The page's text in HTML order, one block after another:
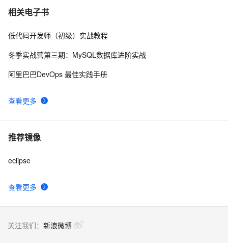
10
相关电子书
查看更多
低代码开发师（初级）实战教程
冬季实战营第三期：MySQL数据库进阶实战
阿里巴巴DevOps 最佳实践手册
推荐镜像
查看更多
eclipse
关注我们： 新浪微博